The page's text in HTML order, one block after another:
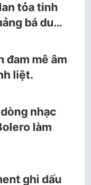
tỏa tinh
bá du…
đam mê âm
liệt.
nhạc
làm
ghi dấu